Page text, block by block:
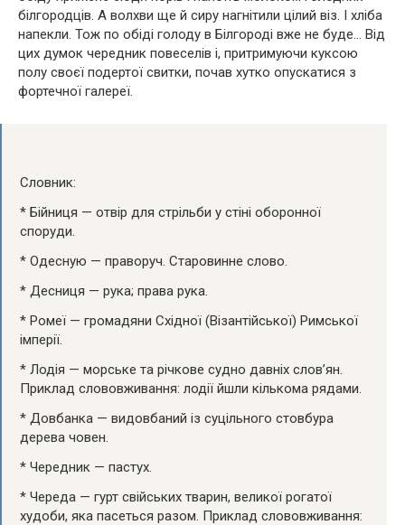
білгородців. А волхви ще й сиру нагнітили цілий віз. І хліба
напекли. Тож по обіді голоду в Білгороді вже не буде… Від
цих думок чередник повеселів і, притримуючи куксою
полу своєї подертої свитки, почав хутко опускатися з
фортечної галереї.
Словник:
* Бійниця — отвір для стрільби у стіні оборонної
споруди.
* Одесную — праворуч. Старовинне слово.
* Десниця — рука; права рука.
* Ромеї — громадяни Східної (Візантійської) Римської
імперії.
* Лодія — морське та річкове судно давніх слов’ян.
Приклад слововживання: лодії йшли кількома рядами.
* Довбанка — видовбаний із суцільного стовбура
дерева човен.
* Чередник — пастух.
* Череда — гурт свійських тварин, великої рогатої
худоби, яка пасеться разом. Приклад слововживання: